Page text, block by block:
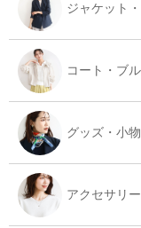
ジャケット
コート・ブ
グッズ・小物
アクセサリー